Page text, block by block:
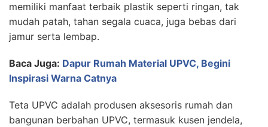
memiliki manfaat terbaik plastik seperti ringan, tak
mudah patah, tahan segala cuaca, juga bebas dari
jamur serta lembap.
Baca Juga: Dapur Rumah Material UPVC, Begini
Inspirasi Warna Catnya
Teta UPVC adalah produsen aksesoris rumah dan
bangunan berbahan UPVC, termasuk kusen jendela,